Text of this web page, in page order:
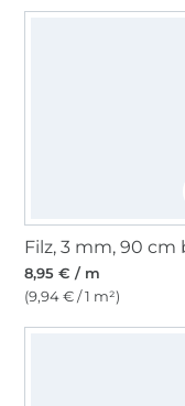
8,95 € / m
(9,94 € / 1 m²)